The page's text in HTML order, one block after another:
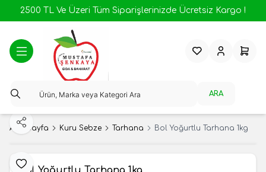
2500 TL Ve Üzeri Tüm Siparişlerinizde Ücretsiz Kargo !
ARA
FavorilerimHesabım
Ana Sayfa Kuru Sebze Tarhana Bol Yoğurtlu Tarhana 1kg
Favoriye Ekle
Paylaş